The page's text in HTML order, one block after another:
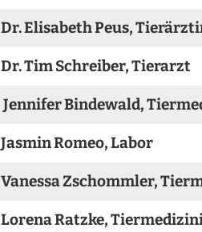
Dr. Elisabeth Peus,
Dr. Tim Schreiber, Tierarzt
Jennifer Bindewald,
Jasmin Romeo, Labor
Vanessa Zschommler,
Lorena Ratzke,